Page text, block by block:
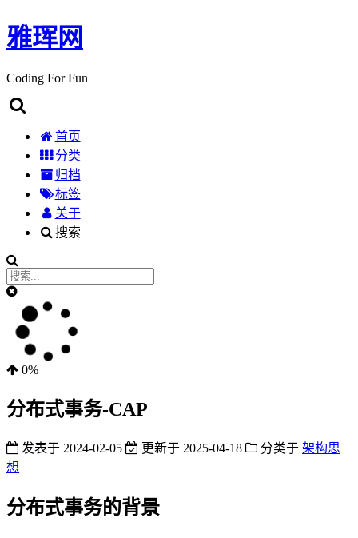
雅珲网
Coding For Fun
首页
分类
归档
标签
关于
搜索
0%
分布式事务-CAP
发表于 2024-02-05 更新于 2025-04-18 分类于 架构思
想
分布式事务的背景